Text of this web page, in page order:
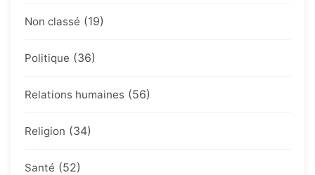
Non classé (19)
Politique (36)
Relations humaines (56)
Religion (34)
Santé (52)